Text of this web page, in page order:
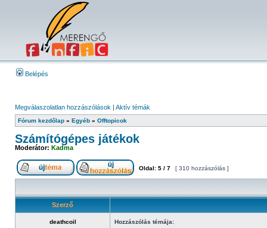
Belépés
Megválaszolatlan hozzászólások | Aktív témák
Fórum kezdőlap » Egyéb » Offtopicok
Számítógépes játékok
Moderátor: Kadma
Oldal: 5 / 7 [ 310 hozzászólás ]
Szerző
deathcoil Hozzászólás témája: